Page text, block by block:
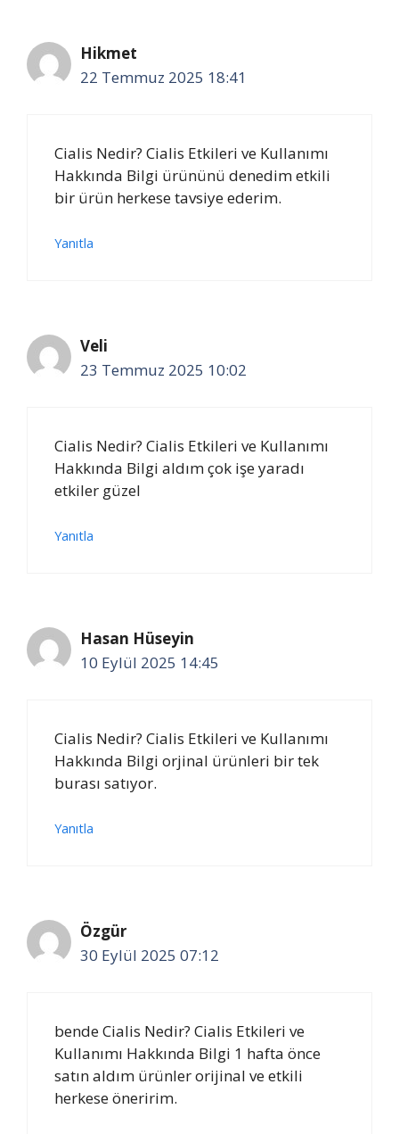
Hikmet
22 Temmuz 2025 18:41
Cialis Nedir? Cialis Etkileri ve Kullanımı
Hakkında Bilgi ürününü denedim etkili
bir ürün herkese tavsiye ederim.
Yanıtla
Veli
23 Temmuz 2025 10:02
Cialis Nedir? Cialis Etkileri ve Kullanımı
Hakkında Bilgi aldım çok işe yaradı
etkiler güzel
Yanıtla
Hasan Hüseyin
10 Eylül 2025 14:45
Cialis Nedir? Cialis Etkileri ve Kullanımı
Hakkında Bilgi orjinal ürünleri bir tek
burası satıyor.
Yanıtla
Özgür
30 Eylül 2025 07:12
bende Cialis Nedir? Cialis Etkileri ve
Kullanımı Hakkında Bilgi 1 hafta önce
satın aldım ürünler orijinal ve etkili
herkese öneririm.